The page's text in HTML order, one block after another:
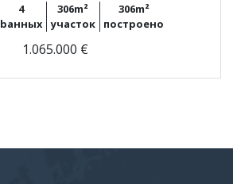
4
bанных
306m²
участок
306m²
построено
1.065.000 €